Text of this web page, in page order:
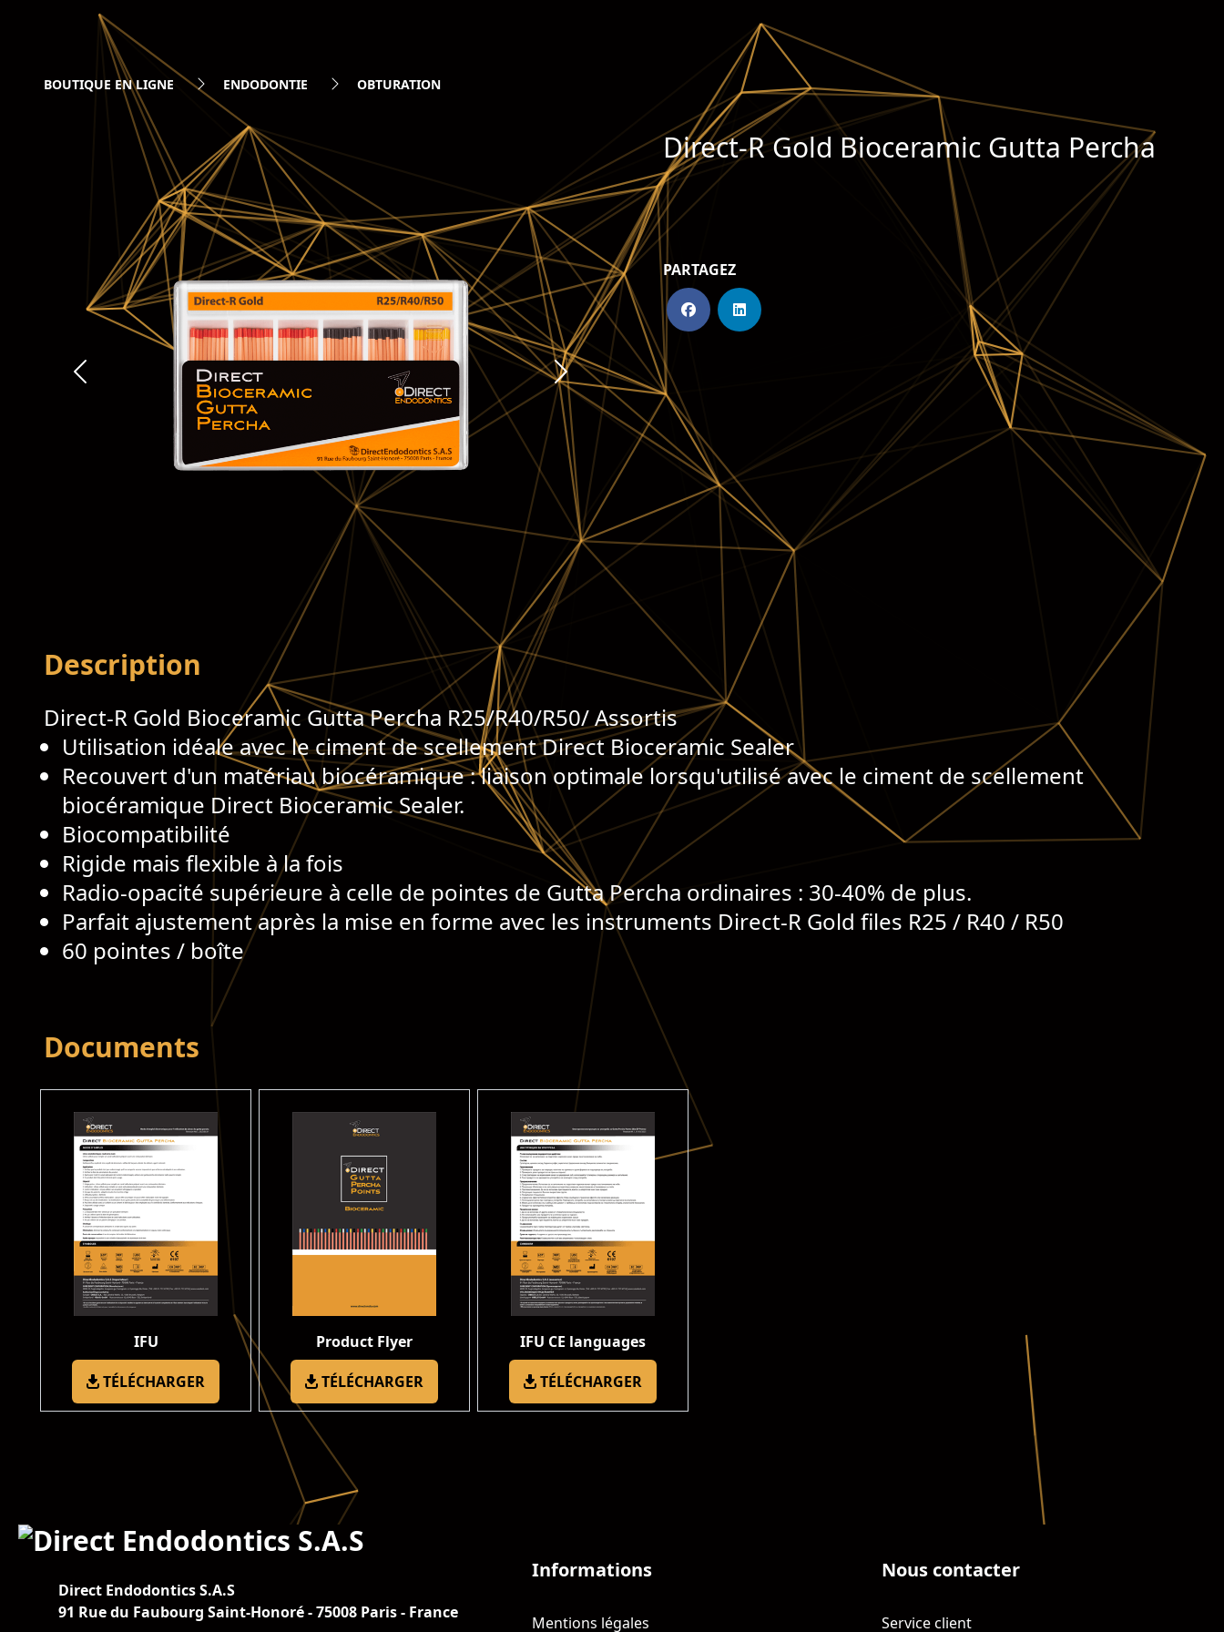
BOUTIQUE EN LIGNE ENDODONTIE OBTURATION
Direct-R Gold Bioceramic Gutta Percha
PARTAGEZ
Description
Direct-R Gold Bioceramic Gutta Percha R25/R40/R50/ Assortis
Utilisation idéale avec le ciment de scellement Direct Bioceramic Sealer
Recouvert d'un matériau biocéramique : liaison optimale lorsqu'utilisé avec le ciment de scellement
biocéramique Direct Bioceramic Sealer.
Biocompatibilité
Rigide mais flexible à la fois
Radio-opacité supérieure à celle de pointes de Gutta Percha ordinaires : 30-40% de plus.
Parfait ajustement après la mise en forme avec les instruments Direct-R Gold files R25 / R40 / R50
60 pointes / boîte
Documents
IFU
TÉLÉCHARGER
Product Flyer
TÉLÉCHARGER
IFU CE languages
TÉLÉCHARGER
Direct Endodontics S.A.S
91 Rue du Faubourg Saint-Honoré - 75008 Paris - France
Informations
Mentions légales
Nous contacter
Service client